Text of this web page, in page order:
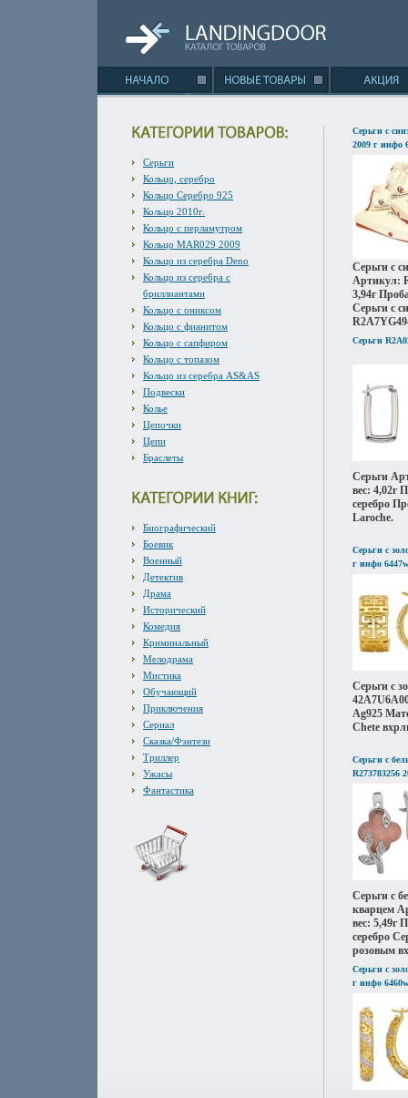
Серьги
Кольцо, серебро
Кольцо Серебро 925
Кольцо 2010г.
Кольцо с перламутром
Кольцо MAR029 2009
Кольцо из серебра Deno
Кольцо из серебра с
бриллиантами
Кольцо с ониксом
Кольцо с фианитом
Кольцо с сапфиром
Кольцо с топазом
Кольцо из серебра AS&AS
Подвески
Колье
Цепочки
Цепи
Браслеты
Биографический
Боевик
Военный
Детектив
Драма
Исторический
Комедия
Криминальный
Мелодрама
Мистика
Обучающий
Приключения
Сериал
Сказка/Фэнтези
Триллер
Ужасы
Фантастика
Серьги с
2009 г инфо
Серьги с
Артикул:
3,94г
Серьги с
Серьги
Серьги
вес: 4,02г
серебро
Laroche.
Серьги с
г инфо
Серьги с
Ag925
Chete
Серьги с
R273783256
Серьги с
кварцем
вес: 5,49г
серебро
розовым
Серьги с
г инфо